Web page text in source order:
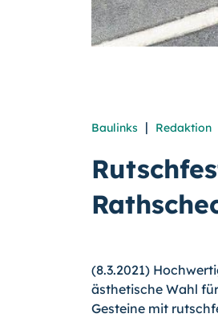
Baulinks | Redaktion
(8.3.2021)
ästhetische Wahl
Gesteine mit